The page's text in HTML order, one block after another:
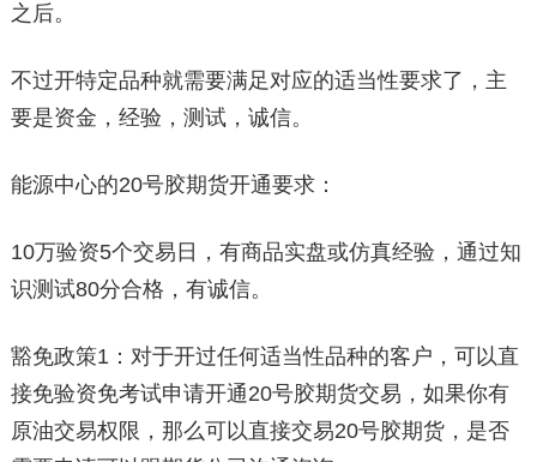
之后。
不过开特定品种就需要满足对应的适当性要求了，主
要是资金，经验，测试，诚信。
能源中心的20号胶期货开通要求：
10万验资5个交易日，有商品实盘或仿真经验，通过知
识测试80分合格，有诚信。
豁免政策1：对于开过任何适当性品种的客户，可以直
接免验资免考试申请开通20号胶期货交易，如果你有
原油交易权限，那么可以直接交易20号胶期货，是否